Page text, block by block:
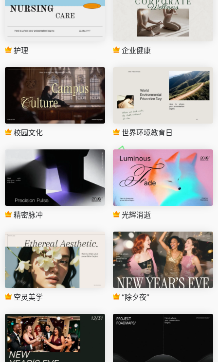
护理 企业健康
校园文化 世界环境教育日
精密脉冲 光辉消逝
空灵美学 “除夕夜”